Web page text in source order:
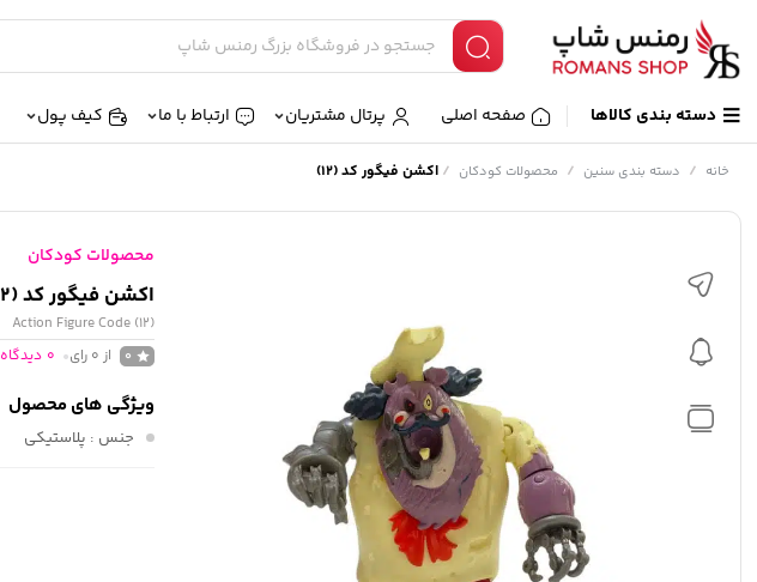
دسته بندی کالاها صفحه اصلی پرتال مشتریان ارتباط با ما کیف پول
خانه / دسته بندی سنین / محصولات کودکان /اکشن فیگور کد (12)
محصولات کودکان
اکشن فیگور کد (12)
Action Figure Code (12)
0 از 0 رای 0 دیدگاه
ویژگی های محصول
جنس : پلاستیکی